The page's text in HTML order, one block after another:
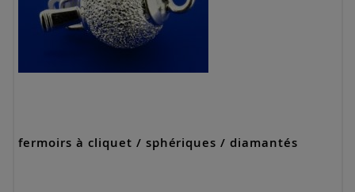
fermoirs à cliquet / sphériques / diamantés